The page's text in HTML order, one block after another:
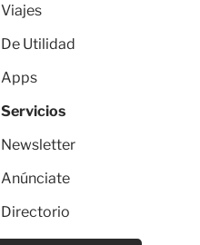
Viajes
De Utilidad
Apps
Servicios
Newsletter
Anúnciate
Directorio